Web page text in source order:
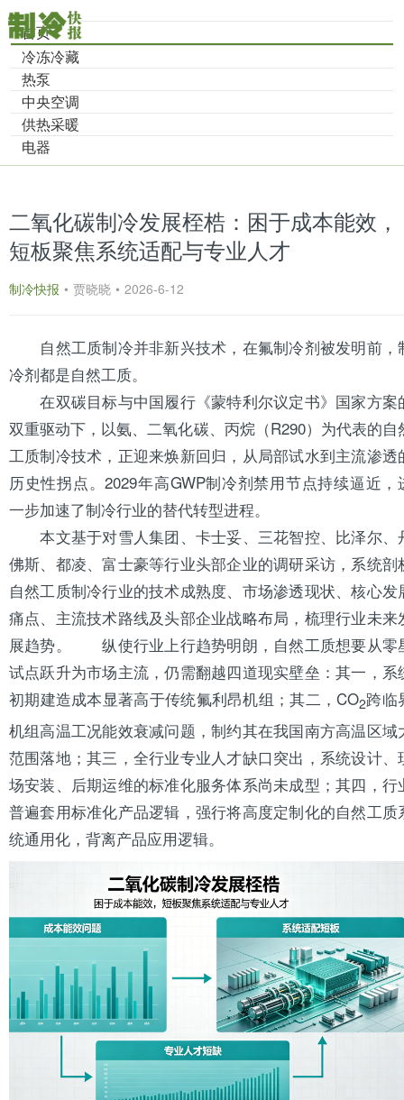
首页
冷冻冷藏
热泵
中央空调
供热采暖
电器
二氧化碳制冷发展桎梏：困于成本能效，
短板聚焦系统适配与专业人才
制冷快报 • 贾晓晓 • 2026-6-12
自然工质制冷并非新兴技术，在氟制冷剂被发明前，
冷剂都是自然工质。
在双碳目标与中国履行《蒙特利尔议定书》国家方案
双重驱动下，以氨、二氧化碳、丙烷（R290）为代表的自
工质制冷技术，正迎来焕新回归，从局部试水到主流渗透
历史性拐点。2029年高GWP制冷剂禁用节点持续逼近，
一步加速了制冷行业的替代转型进程。
本文基于对雪人集团、 卡士妥、 三花智控、 比泽尔、
佛斯、 都凌、富士豪等行业头部企业的调研采访，系统剖
自然工质制冷行业的技术成熟度、市场渗透现状、核心发
痛点、主流技术路线及头部企业战略布局，梳理行业未来
展趋势。 纵使行业上行趋势明朗，自然工质想要从零
试点跃升为市场主流，仍需翻越四道现实壁垒：其一，系
初期建造成本显著高于传统氟利昂机组；其二，CO2跨临
机组高温工况能效衰减问题，制约其在我国南方高温区域
范围落地；其三，全行业专业人才缺口突出，系统设计、
场安装、后期运维的标准化服务体系尚未成型；其四，行
普遍套用标准化产品逻辑，强行将高度定制化的自然工质
统通用化，背离产品应用逻辑。